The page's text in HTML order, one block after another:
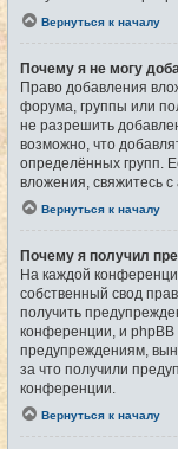
Вернуться к началу
Почему я не могу
Право добавления
форума, группы или
не разрешить
возможно, что
определённых групп.
вложения, свяжитесь
Вернуться к началу
Почему я получил
На каждой
собственный свод
получить
конференции, и phpBB
предупреждениям,
за что получили
конференции.
Вернуться к началу